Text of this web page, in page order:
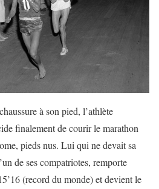
à son pied, l’athlète
finalement de courir le marathon
pieds nus. Lui qui ne devait sa
de ses compatriotes, remporte
(record du monde) et devient le